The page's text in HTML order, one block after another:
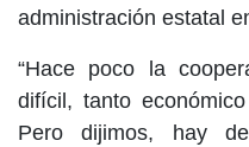
administración estatal
“Hace poco la
difícil, tanto
Pero dijimos, hay